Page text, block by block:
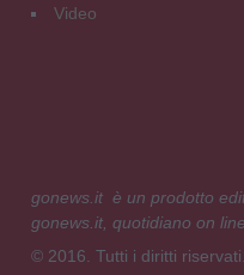
Video
gonews.it è un prodotto
gonews.it, quotidiano on
© 2016. Tutti i diritti riservati.